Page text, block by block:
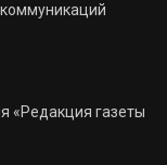
«Редакция газеты